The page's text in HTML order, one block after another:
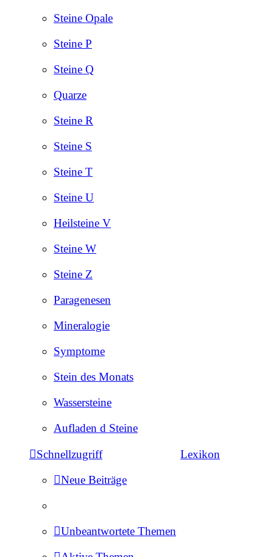
Steine Opale
Steine P
Steine Q
Quarze
Steine R
Steine S
Steine T
Steine U
Heilsteine V
Steine W
Steine Z
Paragenesen
Mineralogie
Symptome
Stein des Monats
Wassersteine
Aufladen d Steine
Schnellzugriff
Neue Beiträge
Unbeantwortete Themen
Lexikon